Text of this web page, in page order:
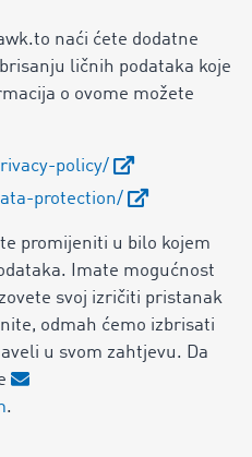
naći ćete dodatne
ličnih podataka koje
o ovome možete
policy/
protection/
promijeniti u bilo kojem
Imate mogućnost
svoj izričiti pristanak
odmah ćemo izbrisati
u svom zahtjevu. Da
.